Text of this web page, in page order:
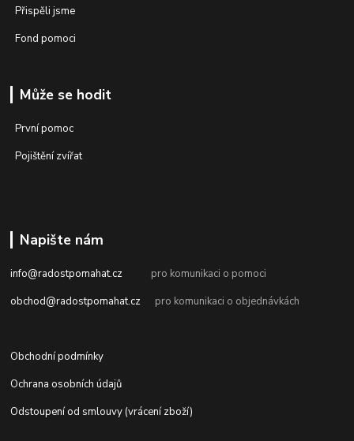
Přispěli jsme
Fond pomoci
Může se hodit
První pomoc
Pojištění zvířat
Napište nám
info@radostpomahat.cz pro komunikaci o pomoci
obchod@radostpomahat.cz pro komunikaci o objednávkách
Obchodní podmínky
Ochrana osobních údajů
Odstoupení od smlouvy (vrácení zboží)